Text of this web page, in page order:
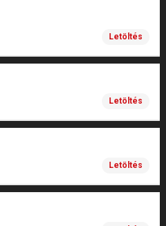
Letöltés
Letöltés
Letöltés